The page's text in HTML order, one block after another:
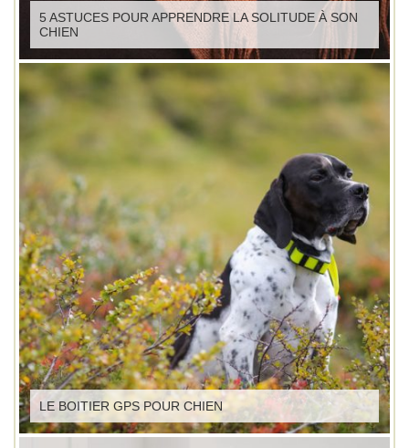
5 ASTUCES POUR APPRENDRE LA SOLITUDE À SON
CHIEN
LE BOITIER GPS POUR CHIEN